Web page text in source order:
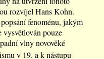
rozvíjel Hans Kohn.
fenoménu, jakým
vysvětlován pouze
vlny novověké
v 19. a k nástupu